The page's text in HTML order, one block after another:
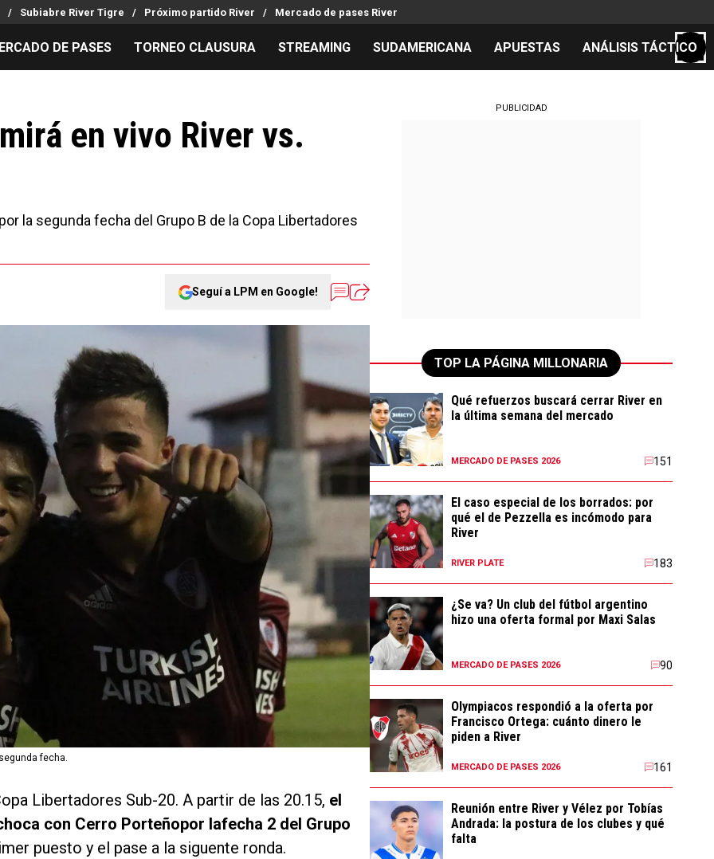
Subiabre River Tigre Próximo partido River Mercado de pases River
Mercado de Pases
Análisis tácticos
Streaming
Entradas
Guías
DE PASES TORNEO CLAUSURA STREAMING SUDAMERICANA APUESTAS ANÁLISIS TÁCTICO
en vivo River vs.
la segunda fecha del Grupo B de la Copa Libertadores
Seguí a LPM en Google!
fecha.
Libertadores Sub-20. A partir de las 20.15, el
con Cerro Porteñopor lafecha 2 del Grupo
puesto y el pase a la siguente ronda.
PUBLICIDAD
TOP LA PÁGINA MILLONARIA
Qué refuerzos buscará cerrar River en
la última semana del mercado
MERCADO DE PASES 2026 151
El caso especial de los borrados: por
qué el de Pezzella es incómodo para
River
RIVER PLATE 183
¿Se va? Un club del fútbol argentino
hizo una oferta formal por Maxi Salas
MERCADO DE PASES 2026 90
Olympiacos respondió a la oferta por
Francisco Ortega: cuánto dinero le
piden a River
MERCADO DE PASES 2026 161
Reunión entre River y Vélez por Tobías
Andrada: la postura de los clubes y qué
falta